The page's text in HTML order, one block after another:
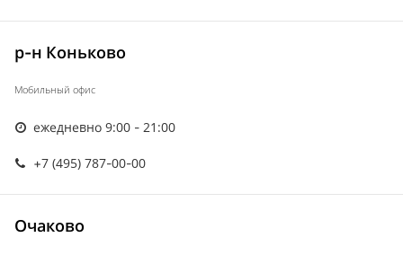
р-н Коньково
Мобильный офис
ежедневно 9:00 - 21:00
+7 (495) 787-00-00
Очаково